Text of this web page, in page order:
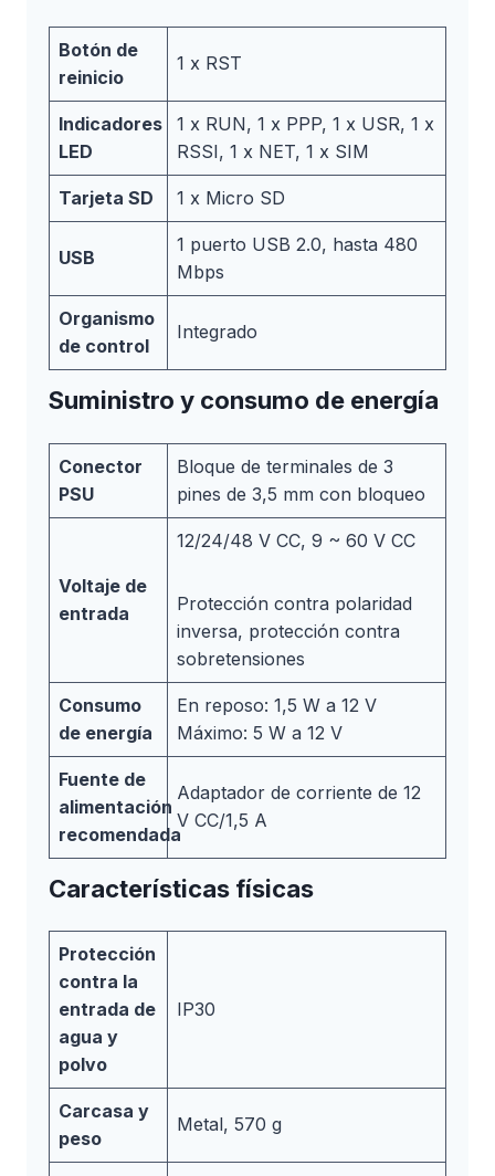
Botón de
reinicio
1 x RST
Indicadores
LED
1 x RUN, 1 x PPP, 1 x USR, 1 x
RSSI, 1 x NET, 1 x SIM
Tarjeta SD 1 x Micro SD
USB
1 puerto USB 2.0, hasta 480
Mbps
Organismo
de control
Integrado
Suministro y consumo de energía
Conector
PSU
Bloque de terminales de 3
pines de 3,5 mm con bloqueo
Voltaje de
entrada
12/24/48 V CC, 9 ~ 60 V CC
Protección contra polaridad
inversa, protección contra
sobretensiones
Consumo
de energía
En reposo: 1,5 W a 12 V
Máximo: 5 W a 12 V
Fuente de
alimentación
recomendada
Adaptador de corriente de 12
V CC/1,5 A
Características físicas
Protección
contra la
entrada de
agua y
polvo
IP30
Carcasa y
peso
Metal, 570 g